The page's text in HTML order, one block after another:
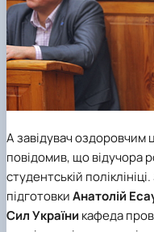
А завідувач оздоровчим
повідомив, що відучора
студентській
підготовкиАнатолій
Сил України кафеда